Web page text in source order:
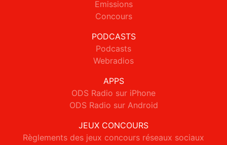
Emissions
Concours
PODCASTS
Podcasts
Webradios
APPS
ODS Radio sur iPhone
ODS Radio sur Android
JEUX CONCOURS
Règlements des jeux concours réseaux sociaux